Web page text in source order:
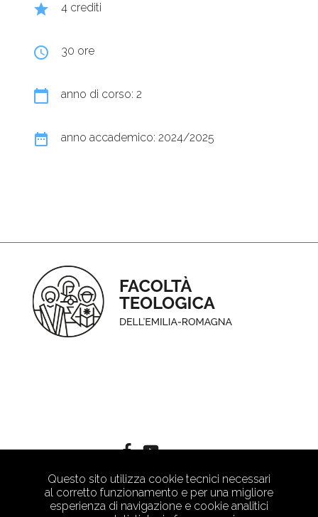
Questo sito utilizza cookie tecnici necessari
al corretto funzionamento e per una migliore
esperienza di navigazione e cookie analitici
grade 4 crediti
query_builder 30 ore
calendar_today anno di corso: 2
date_range anno accademico: 2024/2025